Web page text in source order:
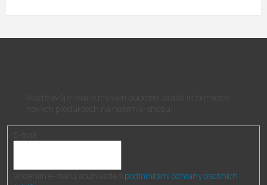
podmínkami ochrany osobních